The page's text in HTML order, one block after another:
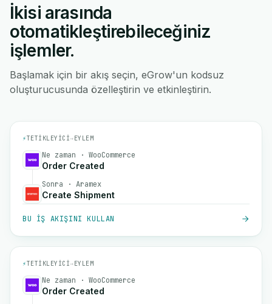
İkisi arasında
otomatikleştirebileceğiniz
işlemler.
Başlamak için bir akış seçin, eGrow'un kodsuz
oluşturucusunda özelleştirin ve etkinleştirin.
⚡TETIKLEYICI→EYLEM
Ne zaman · WooCommerce
Order Created
Sonra · Aramex
Create Shipment
BU IŞ AKIŞINI KULLAN
⚡TETIKLEYICI→EYLEM
Ne zaman · WooCommerce
Order Created